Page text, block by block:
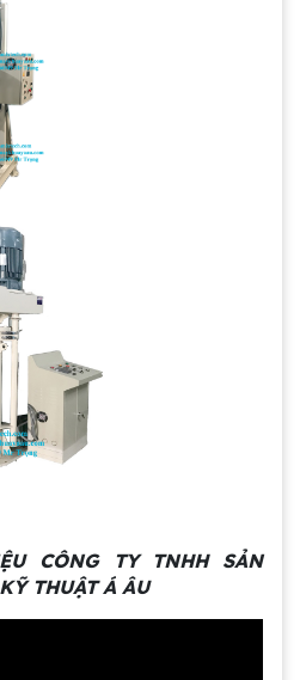
CÔNG TY TNHH SẢN
THUẬT Á ÂU